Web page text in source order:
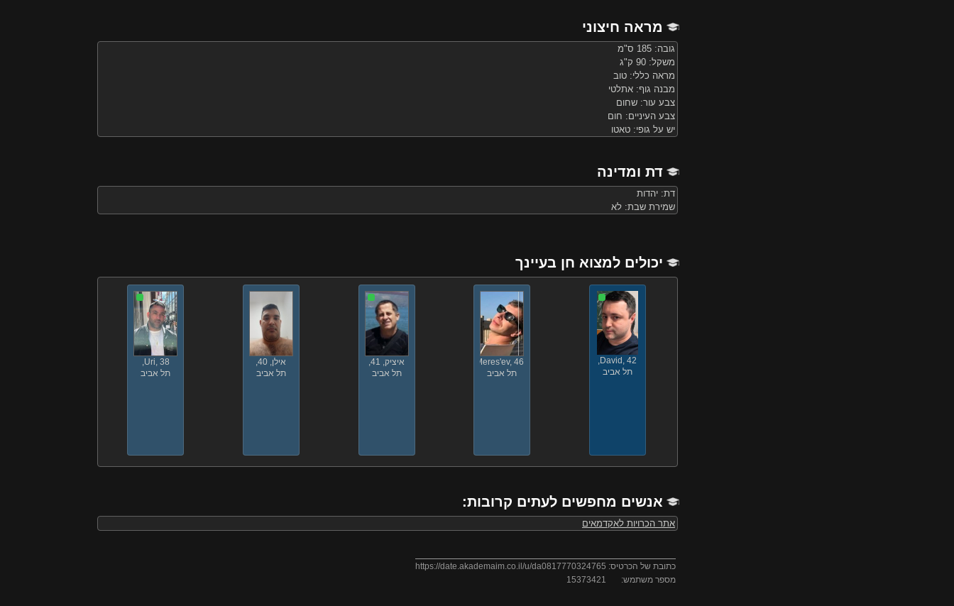
מראה חיצוני
גובה: 185 ס"מ
משקל: 90 ק"ג
מראה כללי: טוב
מבנה גוף: אתלטי
צבע עור: שחום
צבע העיניים: חום
יש על גופי: טאטו
דת ומדינה
דת: יהדות
שמירת שבת: לא
יכולים למצוא חן בעיינך
David, 42,
תל אביב
Meres'ev, 46,
תל אביב
איציק, 41,
תל אביב
אילן, 40,
תל אביב
Uri, 38,
תל אביב
אנשים מחפשים לעתים קרובות:
אתר הכרויות לאקדמאים
כתובת של הכרטיס: https://date.akademaim.co.il/u/da0817770324765
מספר משתמש:
15373421